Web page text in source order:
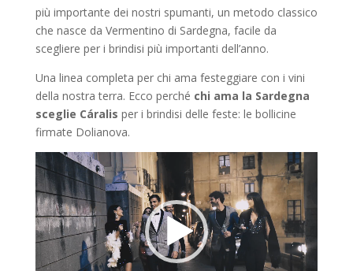
più importante dei nostri spumanti, un metodo classico
che nasce da Vermentino di Sardegna, facile da
scegliere per i brindisi più importanti dell’anno.
Una linea completa per chi ama festeggiare con i vini
della nostra terra. Ecco perché chi ama la Sardegna
sceglie Cáralis per i brindisi delle feste: le bollicine
firmate Dolianova.
Video
Player